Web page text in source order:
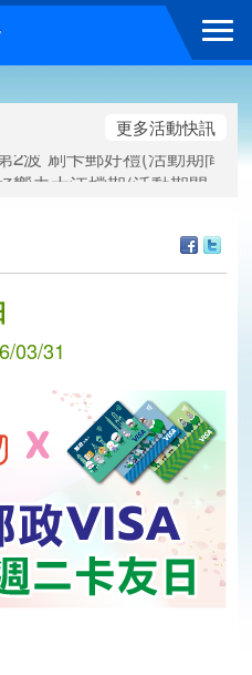
巨城年中慶夏日BIG好刷(
2波 刷卡郵好禮(活動期間：
饗去大江檔期(活動期間：
巨城年中慶夏日BIG好刷(
2波 刷卡郵好禮(活動期間：
饗去大江檔期(活動期間：
更多活動快訊
03/31